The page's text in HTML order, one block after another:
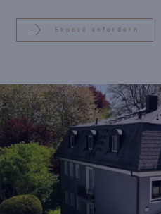
Exposé anfordern